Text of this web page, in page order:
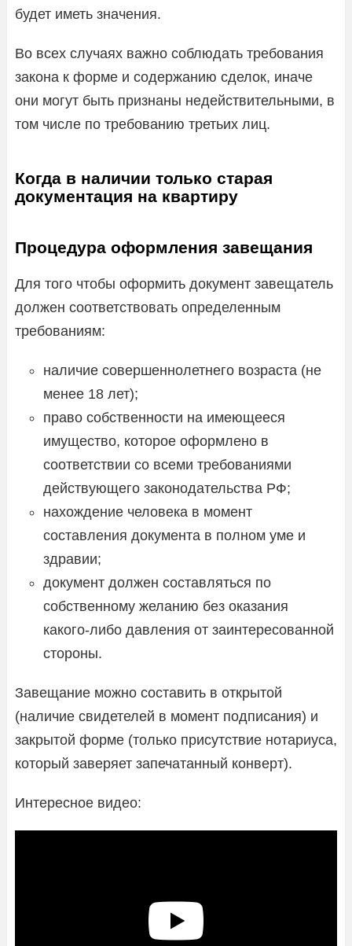
будет иметь значения.
Во всех случаях важно соблюдать требования
закона к форме и содержанию сделок, иначе
они могут быть признаны недействительными, в
том числе по требованию третьих лиц.
Когда в наличии только старая
документация на квартиру
Процедура оформления завещания
Для того чтобы оформить документ завещатель
должен соответствовать определенным
требованиям:
наличие совершеннолетнего возраста (не
менее 18 лет);
право собственности на имеющееся
имущество, которое оформлено в
соответствии со всеми требованиями
действующего законодательства РФ;
нахождение человека в момент
составления документа в полном уме и
здравии;
документ должен составляться по
собственному желанию без оказания
какого-либо давления от заинтересованной
стороны.
Завещание можно составить в открытой
(наличие свидетелей в момент подписания) и
закрытой форме (только присутствие нотариуса,
который заверяет запечатанный конверт).
Интересное видео: